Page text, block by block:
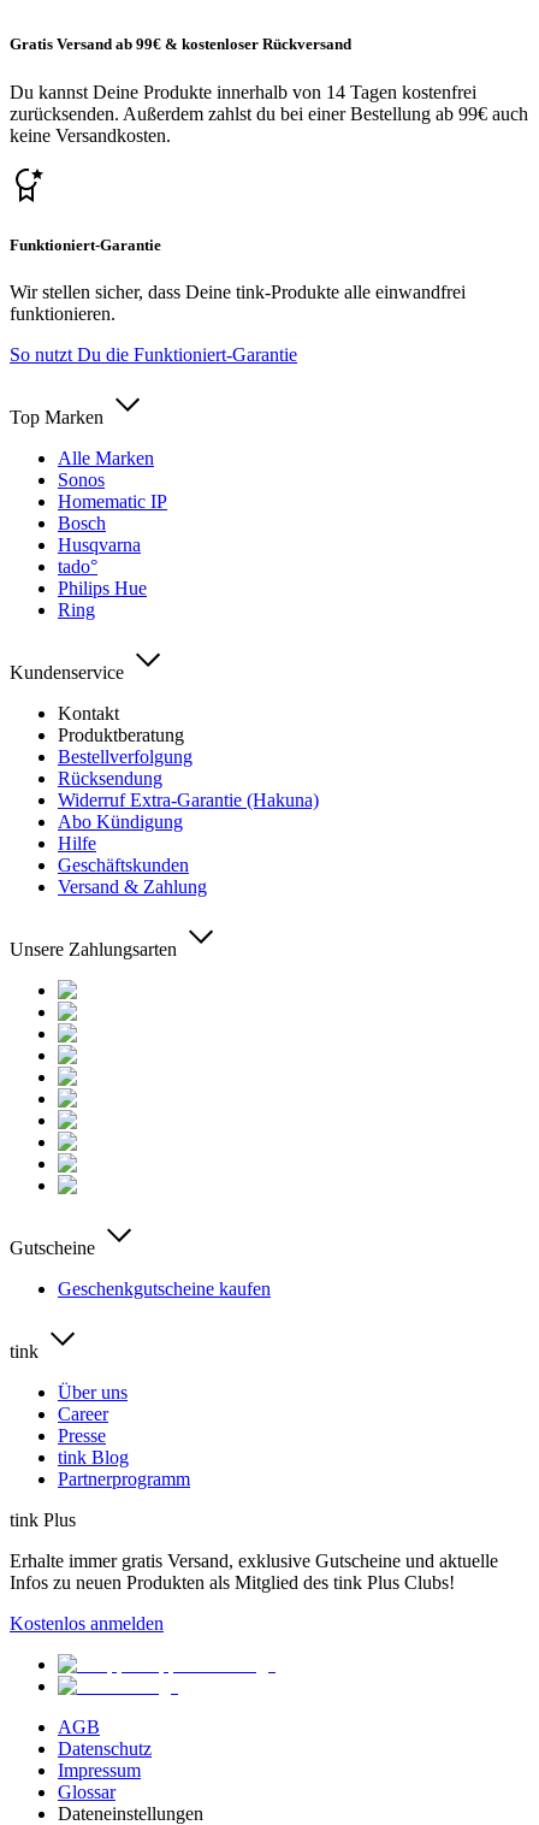
Gratis Versand ab 99€ & kostenloser Rückversand
Du kannst Deine Produkte innerhalb von 14 Tagen kostenfrei
zurücksenden. Außerdem zahlst du bei einer Bestellung ab 99€ auch
keine Versandkosten.
Funktioniert-Garantie
Wir stellen sicher, dass Deine tink-Produkte alle einwandfrei
funktionieren.
So nutzt Du die Funktioniert-Garantie
Top Marken
Alle Marken
Sonos
Homematic IP
Bosch
Husqvarna
tado°
Philips Hue
Ring
Kundenservice
Kontakt
Produktberatung
Bestellverfolgung
Rücksendung
Widerruf Extra-Garantie (Hakuna)
Abo Kündigung
Hilfe
Geschäftskunden
Versand & Zahlung
Unsere Zahlungsarten
Gutscheine
Geschenkgutscheine kaufen
tink
Über uns
Career
Presse
tink Blog
Partnerprogramm
tink Plus
Erhalte immer gratis Versand, exklusive Gutscheine und aktuelle
Infos zu neuen Produkten als Mitglied des tink Plus Clubs!
Kostenlos anmelden
AGB
Datenschutz
Impressum
Glossar
Dateneinstellungen